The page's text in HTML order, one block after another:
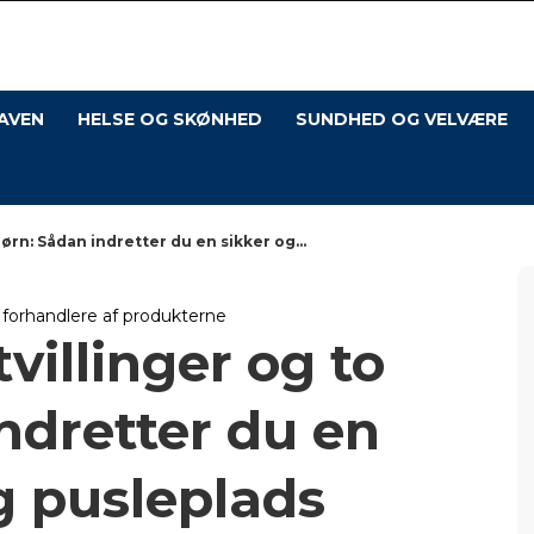
HELSE OG SKØNHED SUNDHED OG VELVÆRE
Sådan indretter du en sikker og...
af produkterne
og to
du en
pusleplads